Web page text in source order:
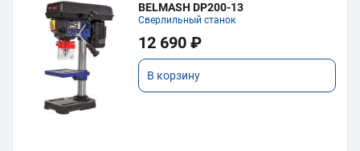
BELMASH DP200-13
Сверлильный станок
12 690 ₽
В корзину